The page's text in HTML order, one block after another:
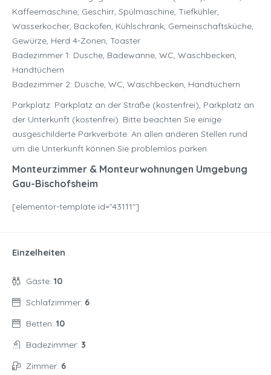
Kaffeemaschine, Geschirr, Spülmaschine, Tiefkühler,
Wasserkocher, Backofen, Kühlschrank, Gemeinschaftsküche,
Gewürze, Herd 4-Zonen, Toaster
Badezimmer 1: Dusche, Badewanne, WC, Waschbecken,
Handtüchern
Badezimmer 2: Dusche, WC, Waschbecken, Handtüchern
Parkplatz: Parkplatz an der Straße (kostenfrei), Parkplatz an
der Unterkunft (kostenfrei). Bitte beachten Sie einige
ausgeschilderte Parkverbote. An allen anderen Stellen rund
um die Unterkunft können Sie problemlos parken.
Monteurzimmer & Monteurwohnungen Umgebung
Gau-Bischofsheim
[elementor-template id=”43111″]
Einzelheiten
Gäste: 10
Schlafzimmer: 6
Betten: 10
Badezimmer: 3
Zimmer: 6